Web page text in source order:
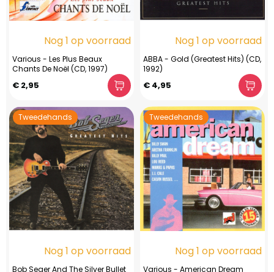
Nog 1 op voorraad
Various - Les Plus Beaux
Chants De Noël (CD, 1997)
€ 2,95
Nog 1 op voorraad
ABBA - Gold (Greatest Hits) (CD,
1992)
€ 4,95
Tweedehands
Nog 1 op voorraad
Bob Seger And The Silver Bullet
Tweedehands
Nog 1 op voorraad
Various - American Dream